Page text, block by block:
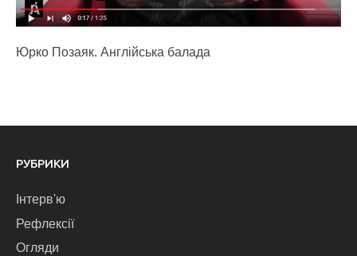
Юрко Позаяк. Англійська балада
РУБРИКИ
Інтерв'ю
Рефлексії
Огляди